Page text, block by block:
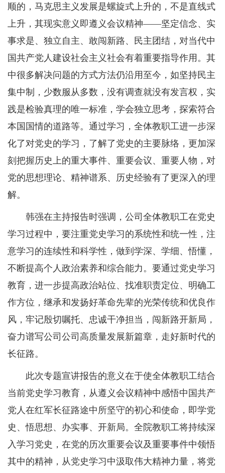
顺的，马克思主义发展是螺旋式上升的，不是直线式
上升，其现实意义即遵义会议精神——坚定信念、实
事求是、独立自主、敢闯新路、民主团结，对当代中
国共产党人建设社会主义社会有着重要指导作用。其
中很多解决问题的方式方法仍沿用至今，如坚持民主
集中制，少数服从多数，没有调查就没有发言权，实
践是检验真理的唯一标准，学会独立思考，探索符合
本国国情的道路等。通过学习，全体教职工进一步深
化了对党史的学习，了解了党史的主要脉络，更加深
刻把握历史上的重大事件、重要会议、重要人物，对
党的思想理论、精神谱系、历史经验有了更深入的理
解。
韩强在主持报告时强调，公司全体教职工在党史
学习过程中，要注重党史学习的系统性和统一性，注
意学习的连续性和科学性，做到学深、学细、悟懂，
不断提高个人政治素养和综合能力。要通过党史学习
教育，进一步提高政治站位、找准职责定位、明确工
作方位，继承和发扬好革命先辈的光荣传统和优良作
风，牢记殷切嘱托、忠诚干净担当，闯新路开新局，
奋力谱写公司公司高质量发展新篇章，走好新时代的
长征路。
此次专题宣讲报告的意义在于使全体教职工结合
当前党史学习教育，从遵义会议精神中感悟中国共产
党人在红军长征路途中所坚守的初心和使命，即学党
史、悟思想、办实事、开新局。全院教职工将持续深
入学习党史，在党的历次重要会议及重要事件中领悟
其中的精神，从党史学习中汲取伟大精神力量，将党